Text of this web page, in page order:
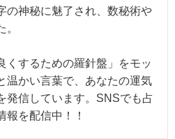
の神秘に魅了され、数秘術や
くするための羅針盤」をモッ
温かい言葉で、あなたの運気
発信しています。SNSでも占
報を配信中！！